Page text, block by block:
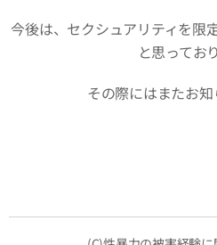
今後は、セクシュアリティを限
と思ってお
その際にはまたお